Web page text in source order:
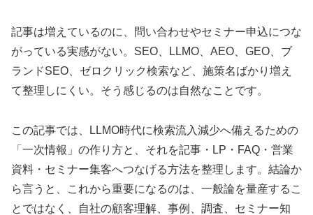
記事は増えているのに、問い合わせやセミナー申込につな
がっている実感がない。SEO、LLMO、AEO、GEO、ブ
ランドSEO、ゼロクリック検索など、施策名ばかり増え
て整理しにくい。そう感じるのは自然なことです。
この記事では、LLMO時代に検索流入減少へ備えるための
「一次情報」の作り方と、それを記事・LP・FAQ・営業
資料・セミナー集客へつなげる方法を整理します。結論か
ら言うと、これから重要になるのは、一般論を量産するこ
とではなく、自社の顧客理解、事例、調査、セミナー知